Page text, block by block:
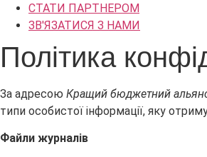
СТАТИ ПАРТНЕРОМ
ЗВ'ЯЗАТИСЯ З НАМИ
Політика
За адресою Кращий бюджетний
типи особистої інформації, яку
Файли журналів